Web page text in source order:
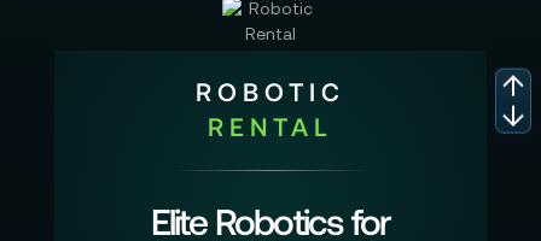
ROBOTIC
RENTAL
Elite Robotics for